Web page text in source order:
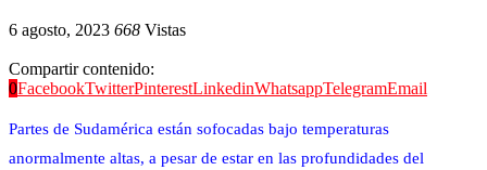
6 agosto, 2023 668 Vistas
Compartir contenido:
0FacebookTwitterPinterestLinkedinWhatsappTelegramEmail
Partes de Sudamérica están sofocadas bajo temperaturas
anormalmente altas, a pesar de estar en las profundidades del